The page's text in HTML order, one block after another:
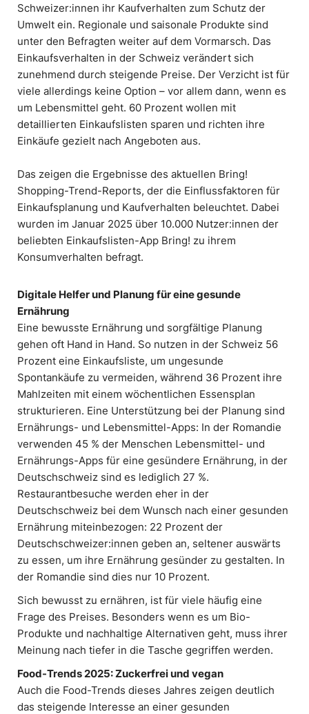
Schweizer:innen ihr Kaufverhalten zum Schutz der
Umwelt ein. Regionale und saisonale Produkte sind
unter den Befragten weiter auf dem Vormarsch. Das
Einkaufsverhalten in der Schweiz verändert sich
zunehmend durch steigende Preise. Der Verzicht ist für
viele allerdings keine Option – vor allem dann, wenn es
um Lebensmittel geht. 60 Prozent wollen mit
detaillierten Einkaufslisten sparen und richten ihre
Einkäufe gezielt nach Angeboten aus.
Das zeigen die Ergebnisse des aktuellen Bring!
Shopping-Trend-Reports, der die Einflussfaktoren für
Einkaufsplanung und Kaufverhalten beleuchtet. Dabei
wurden im Januar 2025 über 10.000 Nutzer:innen der
beliebten Einkaufslisten-App Bring! zu ihrem
Konsumverhalten befragt.
Digitale Helfer und Planung für eine gesunde
Ernährung
Eine bewusste Ernährung und sorgfältige Planung
gehen oft Hand in Hand. So nutzen in der Schweiz 56
Prozent eine Einkaufsliste, um ungesunde
Spontankäufe zu vermeiden, während 36 Prozent ihre
Mahlzeiten mit einem wöchentlichen Essensplan
strukturieren. Eine Unterstützung bei der Planung sind
Ernährungs- und Lebensmittel-Apps: In der Romandie
verwenden 45 % der Menschen Lebensmittel- und
Ernährungs-Apps für eine gesündere Ernährung, in der
Deutschschweiz sind es lediglich 27 %.
Restaurantbesuche werden eher in der
Deutschschweiz bei dem Wunsch nach einer gesunden
Ernährung miteinbezogen: 22 Prozent der
Deutschschweizer:innen geben an, seltener auswärts
zu essen, um ihre Ernährung gesünder zu gestalten. In
der Romandie sind dies nur 10 Prozent.
Sich bewusst zu ernähren, ist für viele häufig eine
Frage des Preises. Besonders wenn es um Bio-
Produkte und nachhaltige Alternativen geht, muss ihrer
Meinung nach tiefer in die Tasche gegriffen werden.
Food-Trends 2025: Zuckerfrei und vegan
Auch die Food-Trends dieses Jahres zeigen deutlich
das steigende Interesse an einer gesunden